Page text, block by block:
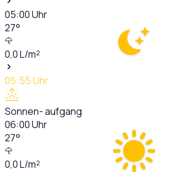
05:00Uhr
27°
0,0L/m²
05:55Uhr
Sonnen- aufgang
06:00Uhr
27°
0,0L/m²